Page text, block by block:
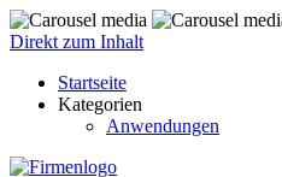
Direkt zum Inhalt
Startseite
Kategorien
Anwendungen